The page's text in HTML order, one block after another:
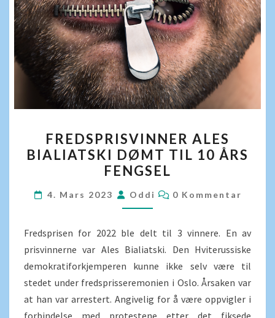
ALES
BIALIATSKI
DØMT
TIL
10
FREDSPRISVINNER ALES
BIALIATSKI DØMT TIL 10 ÅRS
FENGSEL
4. Mars 2023 Oddi KOMMENTARER
0 Kommentar
Fredsprisen for 2022 ble delt til 3 vinnere. En av
prisvinnerne var Ales Bialiatski. Den Hviterussiske
demokratiforkjemperen kunne ikke selv være til
stedet under fredsprisseremonien i Oslo. Årsaken var
at han var arrestert. Angivelig for å være oppvigler i